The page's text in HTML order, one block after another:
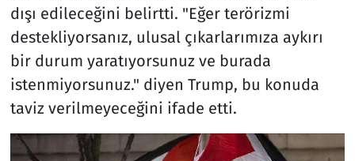
dışı edileceğini belirtti. "Eğer terörizmi
destekliyorsanız, ulusal çıkarlarımıza aykırı
bir durum yaratıyorsunuz ve burada
istenmiyorsunuz." diyen Trump, bu konuda
taviz verilmeyeceğini ifade etti.